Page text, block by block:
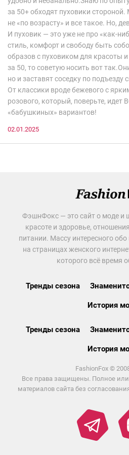
за 50+ обходят пуховики
не «по возрасту» и все такое. Но,
И пуховик — это уже не про «как-
стиль, комфорт и свободу быть
образов с пуховиком для красоты
за 50, то советую носить вот
но и заставят соседку по подъезду
От классики вроде бежевого с
розового, который, поверьте, идет
«бабушкиных» вариантов!
02.01.2025
ФэшнФокс — это сайт о моде и
красоте и здоровье,
питании. Массу интересного
на страницах женского
которого всё время
Тренды сезона
История
Тренды сезона
История
FashionFox ©
Все права защищены. Полное или
материалов сайта без